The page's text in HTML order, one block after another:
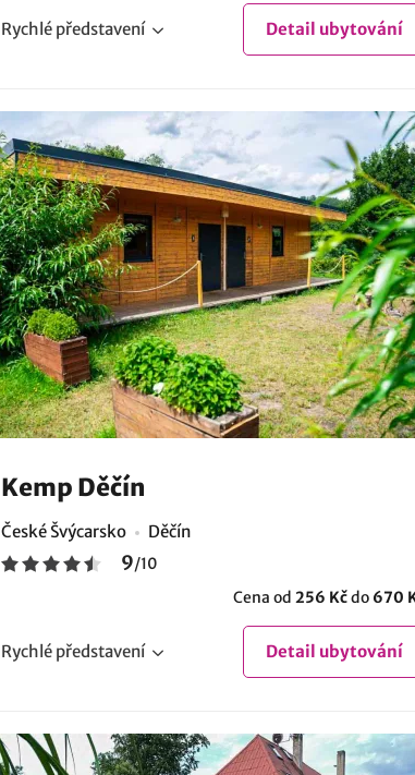
Rychlé představení Detail ubytování
Kemp Děčín
České Švýcarsko Děčín
9/10
Cena od 256 Kčdo 670
Rychlé představení Detail ubytování